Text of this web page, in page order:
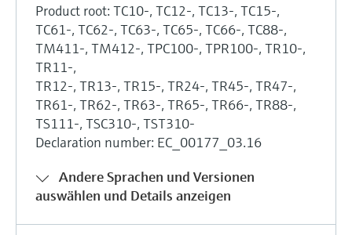
Product root: TC10-, TC12-, TC13-, TC15-,
TC61-, TC62-, TC63-, TC65-, TC66-, TC88-,
TM411-, TM412-, TPC100-, TPR100-, TR10-,
TR11-,
TR12-, TR13-, TR15-, TR24-, TR45-, TR47-,
TR61-, TR62-, TR63-, TR65-, TR66-, TR88-,
TS111-, TSC310-, TST310-
Declaration number: EC_00177_03.16
Andere Sprachen und Versionen
auswählen und Details anzeigen